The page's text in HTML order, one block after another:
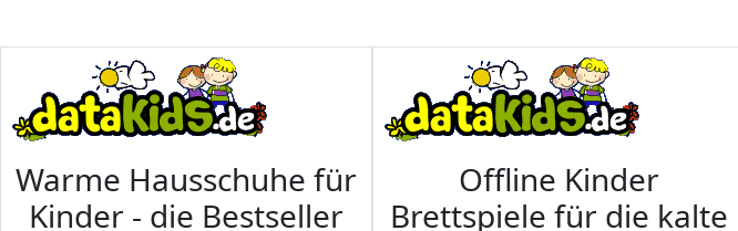
Warme Hausschuhe für
Kinder - die Bestseller
Offline Kinder
Brettspiele für die kalte